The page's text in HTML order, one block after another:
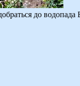
до водопада